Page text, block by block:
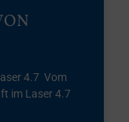
4.7 Vom
im Laser 4.7